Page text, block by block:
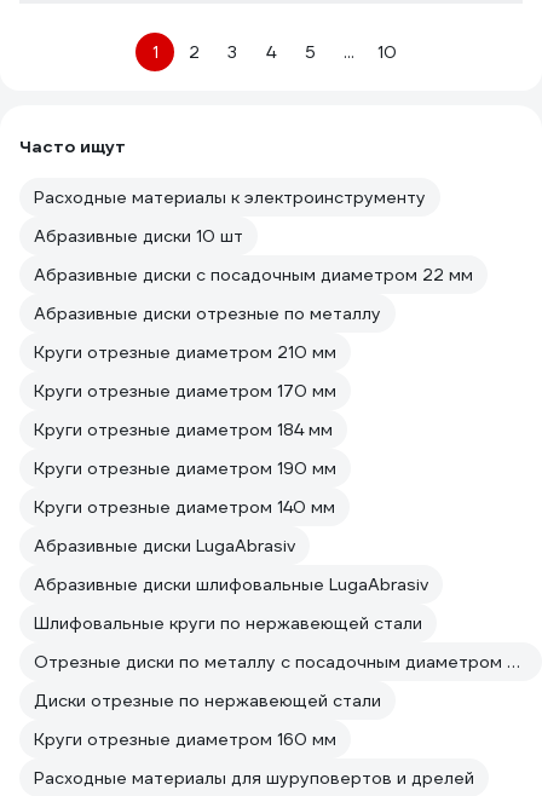
1 2 3 4 5 ... 10
Часто ищут
Расходные материалы к электроинструменту
Абразивные диски 10 шт
Абразивные диски с посадочным диаметром 22 мм
Абразивные диски отрезные по металлу
Круги отрезные диаметром 210 мм
Круги отрезные диаметром 170 мм
Круги отрезные диаметром 184 мм
Круги отрезные диаметром 190 мм
Круги отрезные диаметром 140 мм
Абразивные диски LugaAbrasiv
Абразивные диски шлифовальные LugaAbrasiv
Шлифовальные круги по нержавеющей стали
Отрезные диски по металлу с посадочным диаметром 22 мм
Диски отрезные по нержавеющей стали
Круги отрезные диаметром 160 мм
Расходные материалы для шуруповертов и дрелей